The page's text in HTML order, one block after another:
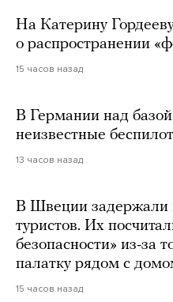
На Катерину
о распространении
15 часов назад
В Германии над
неизвестные
13 часов назад
В Швеции задержали
туристов. Их
безопасности» из-за
палатку рядом с
15 часов назад